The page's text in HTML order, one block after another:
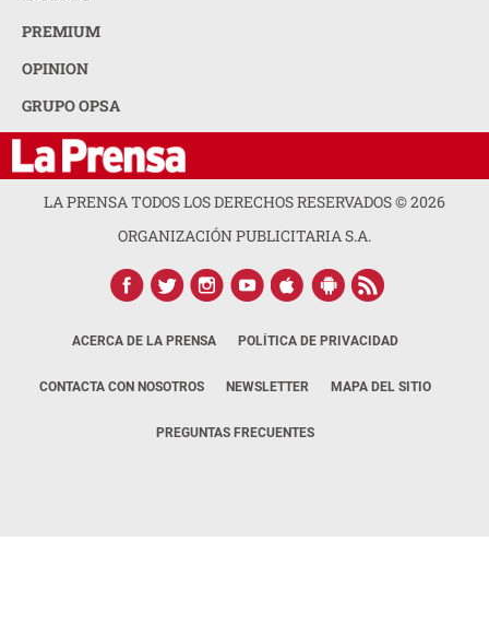
PREMIUM
OPINION
GRUPO OPSA
LA PRENSA TODOS LOS DERECHOS RESERVADOS ©2026
ORGANIZACIÓN PUBLICITARIA S.A.
ACERCA DE LA PRENSA POLÍTICA DE PRIVACIDAD
CONTACTA CON NOSOTROS NEWSLETTER MAPA DEL SITIO
PREGUNTAS FRECUENTES